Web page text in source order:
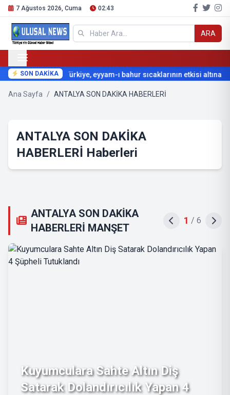
7 Ağustos 2026, Cuma 02:43
ARA
SON DAKİKATürkiye, eyyam-ı bahur sıcaklarının etkisi altına
Ana Sayfa / ANTALYA SON DAKİKA HABERLERİ
ANTALYA SON DAKİKA
HABERLERİ Haberleri
ANTALYA SON DAKİKA
HABERLERİ MANŞET
2 / 6
Muratpaşa'da Bir İşyerinde Taklit